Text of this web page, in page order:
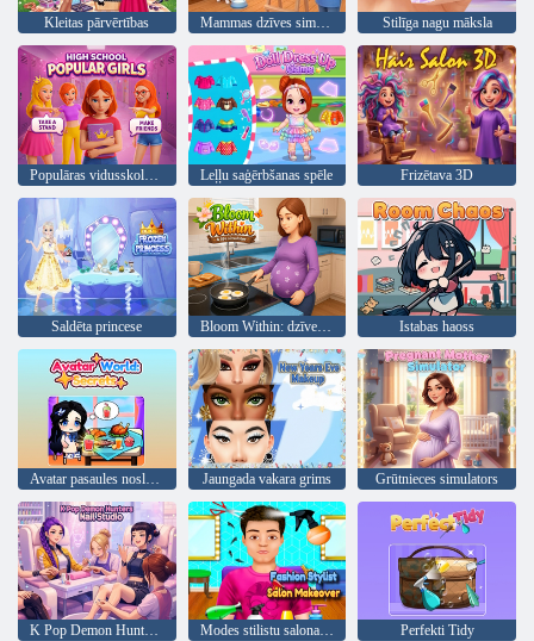
Kleitas pārvērtības Mammas dzīves simulators mazuļa aprūpe Stilīga nagu māksla
Populāras vidusskolas meitenes Leļļu saģērbšanas spēle Frizētava 3D
Saldēta princese Bloom Within: dzīves simulators Istabas haoss
Avatar pasaules noslēpumi Jaungada vakara grims Grūtnieces simulators
K Pop Demon Hunters nagu studija Modes stilistu salona pārvērtības Perfekti Tidy